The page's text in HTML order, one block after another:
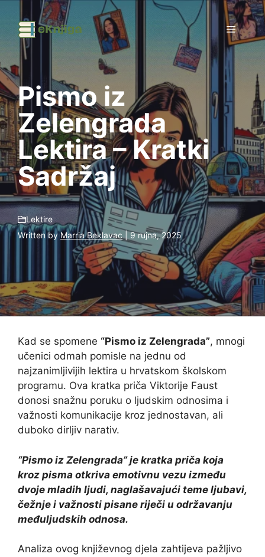
sadržaj
Pismo iz
Zelengrada
Lektira – Kratki
Sadržaj
Lektire
Written byMarria Beklavac | 9 rujna, 2025
Kad se spomene “Pismo iz Zelengrada”, mnogi
učenici odmah pomisle na jednu od
najzanimljivijih lektira u hrvatskom školskom
programu. Ova kratka priča Viktorije Faust
donosi snažnu poruku o ljudskim odnosima i
važnosti komunikacije kroz jednostavan, ali
duboko dirljiv narativ.
“Pismo iz Zelengrada” je kratka priča koja
kroz pisma otkriva emotivnu vezu između
dvoje mladih ljudi, naglašavajući teme ljubavi,
čežnje i važnosti pisane riječi u održavanju
međuljudskih odnosa.
Analiza ovog književnog djela zahtijeva pažljivo